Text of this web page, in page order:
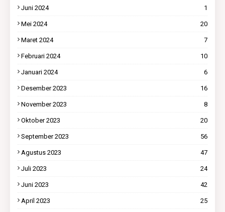
Juni 2024 1
Mei 2024 20
Maret 2024 7
Februari 2024 10
Januari 2024 6
Desember 2023 16
November 2023 8
Oktober 2023 20
September 2023 56
Agustus 2023 47
Juli 2023 24
Juni 2023 42
April 2023 25